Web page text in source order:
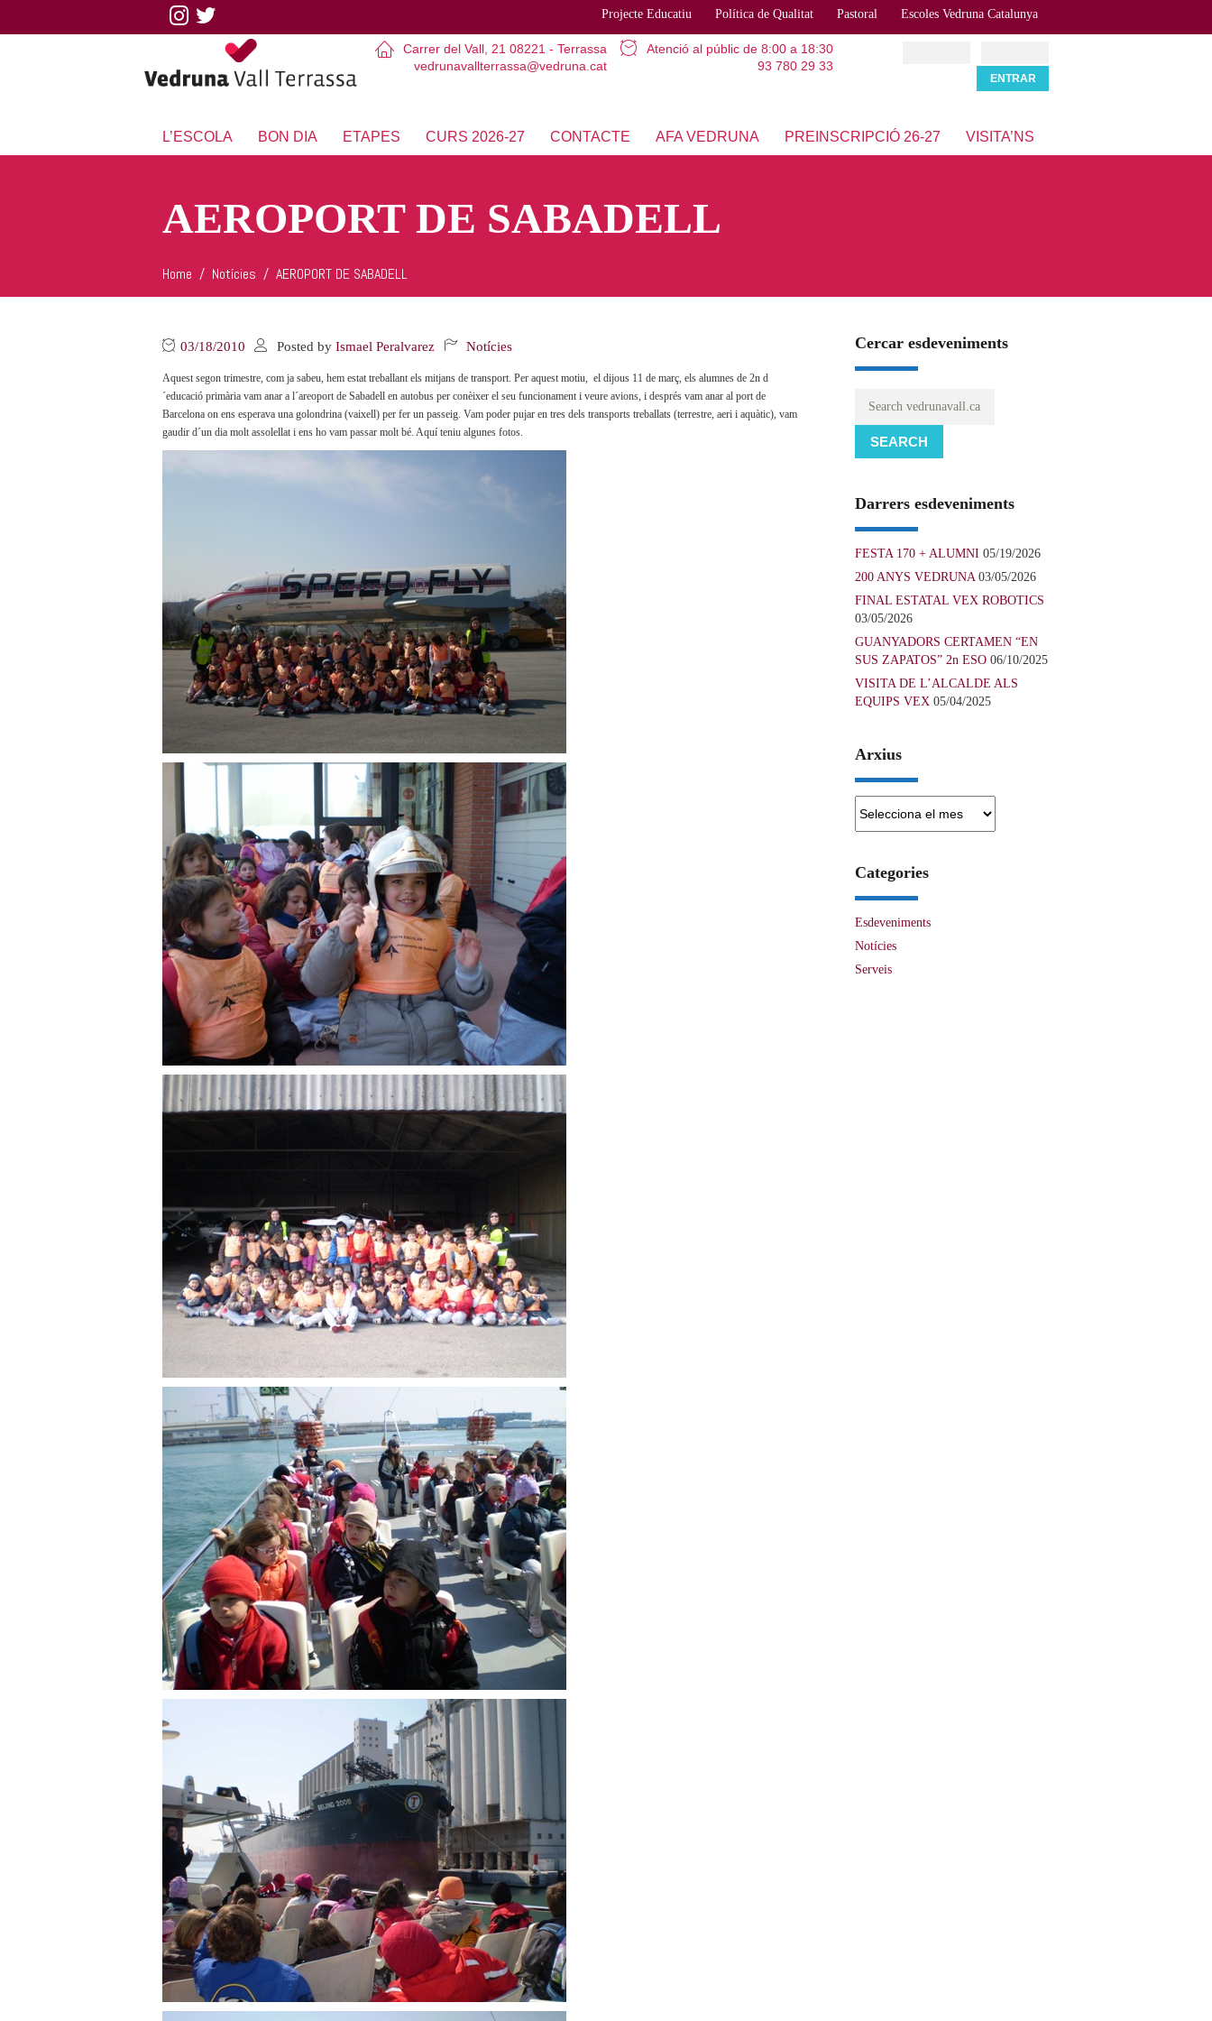
Projecte Educatiu Política de Qualitat Pastoral Escoles Vedruna Catalunya
Carrer del Vall, 21 08221 - Terrassa
vedrunavallterrassa@vedruna.cat
Atenció al públic de 8:00 a 18:30
93 780 29 33
L’ESCOLA BON DIA ETAPES CURS 2026-27 CONTACTE AFA VEDRUNA PREINSCRIPCIÓ 26-27 VISITA’NS
AEROPORT DE SABADELL
Home Notícies AEROPORT DE SABADELL
03/18/2010 Posted by Ismael Peralvarez Notícies
Aquest segon trimestre, com ja sabeu, hem estat treballant els mitjans de transport. Per aquest motiu, el dijous 11 de març, els alumnes de 2n d
´educació primària vam anar a l´areoport de Sabadell en autobus per conèixer el seu funcionament i veure avions, i després vam anar al port de
Barcelona on ens esperava una golondrina (vaixell) per fer un passeig. Vam poder pujar en tres dels transports treballats (terrestre, aeri i aquàtic), vam
gaudir d´un dia molt assolellat i ens ho vam passar molt bé. Aquí teniu algunes fotos.
Cercar esdeveniments
SEARCH
Darrers esdeveniments
FESTA 170 + ALUMNI 05/19/2026
200 ANYS VEDRUNA 03/05/2026
FINAL ESTATAL VEX ROBOTICS
03/05/2026
GUANYADORS CERTAMEN “EN
SUS ZAPATOS” 2n ESO 06/10/2025
VISITA DE L’ALCALDE ALS
EQUIPS VEX 05/04/2025
Arxius
Categories
Esdeveniments
Notícies
Serveis